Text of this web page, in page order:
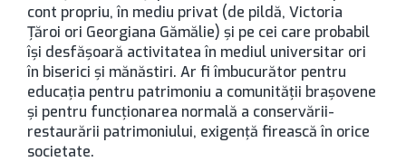
cont propriu, în mediu privat (de pildă, Victoria
Ţăroi ori Georgiana Gămălie) şi pe cei care probabil
îşi desfăşoară activitatea în mediul universitar ori
în biserici şi mănăstiri. Ar fi îmbucurător pentru
educaţia pentru patrimoniu a comunităţii braşovene
şi pentru funcţionarea normală a conservării-
restaurării patrimoniului, exigenţă firească în orice
societate.